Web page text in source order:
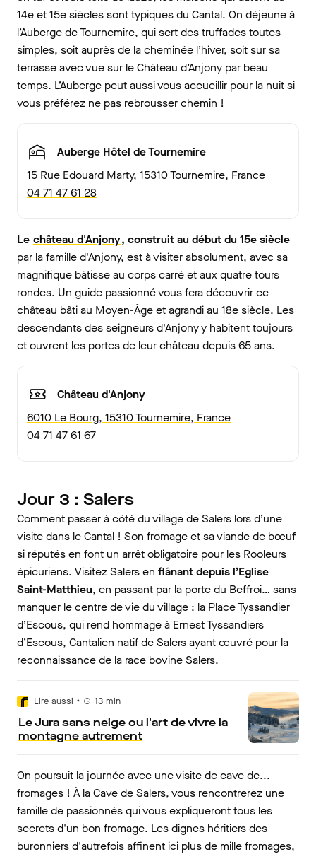
14e et 15e siècles sont typiques du Cantal. On déjeune à
l’Auberge de Tournemire, qui sert des truffades toutes
simples, soit auprès de la cheminée l’hiver, soit sur sa
terrasse avec vue sur le Château d’Anjony par beau
temps. L’Auberge peut aussi vous accueillir pour la nuit si
vous préférez ne pas rebrousser chemin !
Auberge Hôtel de Tournemire
15 Rue Edouard Marty, 15310 Tournemire, France
04 71 47 61 28
Le château d'Anjony, construit au début du 15e siècle
par la famille d'Anjony, est à visiter absolument, avec sa
magnifique bâtisse au corps carré et aux quatre tours
rondes. Un guide passionné vous fera découvrir ce
château bâti au Moyen-Âge et agrandi au 18e siècle. Les
descendants des seigneurs d'Anjony y habitent toujours
et ouvrent les portes de leur château depuis 65 ans.
Château d'Anjony
6010 Le Bourg, 15310 Tournemire, France
04 71 47 61 67
Jour 3 : Salers
Comment passer à côté du village de Salers lors d’une
visite dans le Cantal ! Son fromage et sa viande de bœuf
si réputés en font un arrêt obligatoire pour les Rooleurs
épicuriens. Visitez Salers en flânant depuis l’Eglise
Saint-Matthieu, en passant par la porte du Beffroi… sans
manquer le centre de vie du village : la Place Tyssandier
d’Escous, qui rend hommage à Ernest Tyssandiers
d’Escous, Cantalien natif de Salers ayant œuvré pour la
reconnaissance de la race bovine Salers.
Lire aussi • 13 min
Le Jura sans neige ou l'art de vivre la
montagne autrement
On poursuit la journée avec une visite de cave de...
fromages ! À la Cave de Salers, vous rencontrerez une
famille de passionnés qui vous expliqueront tous les
secrets d'un bon fromage. Les dignes héritiers des
buronniers d'autrefois affinent ici plus de mille fromages,